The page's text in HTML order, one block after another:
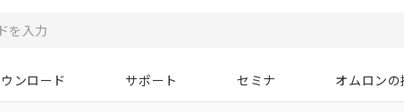
ンロード サポート セミナ オムロン